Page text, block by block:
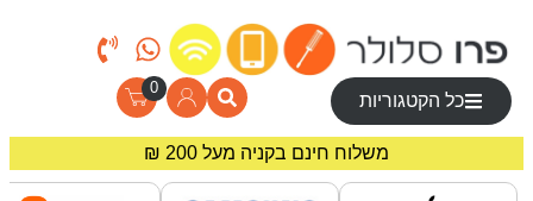
כל הקטגוריות
0
משלוח חינם בקניה מעל 200 ₪
מחירים מיוחדים לרוכשים באתר!